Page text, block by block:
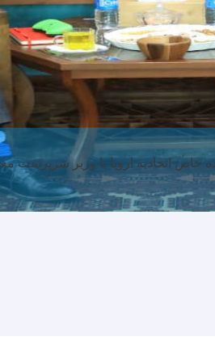
آغا، وزیر سرپرست